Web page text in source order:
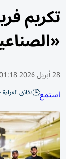
تكريم
«الصناعية 6» في
28 أبريل 2026 01:18 صباحًا
استمع دقائق القراءة - 1